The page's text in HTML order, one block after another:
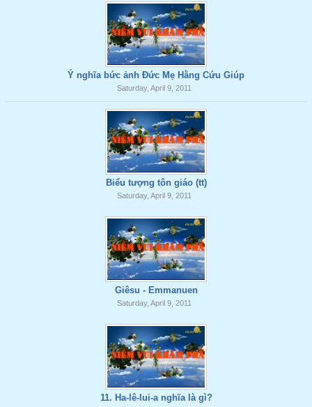
Ý nghĩa bức ảnh Đức Mẹ Hằng Cứu Giúp
Saturday, April 9, 2011
Biểu tượng tôn giáo (tt)
Saturday, April 9, 2011
Giêsu - Emmanuen
Saturday, April 9, 2011
11. Ha-lê-lui-a nghĩa là gì?